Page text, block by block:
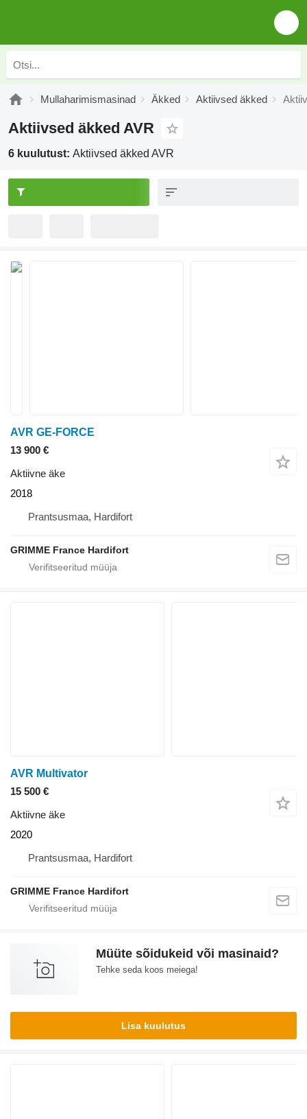
Mullaharimismasinad Äkked Aktiivsed äkked
Aktiivsed äkked AVR
6 kuulutust: Aktiivsed äkked AVR
AVR GE-FORCE
13 900 €
Aktiivne äke
2018
Prantsusmaa, Hardifort
GRIMME France Hardifort
AVR Multivator
15 500 €
Aktiivne äke
2020
Prantsusmaa, Hardifort
GRIMME France Hardifort
Müüte sõidukeid või masinaid?
Tehke seda koos meiega!
Lisa kuulutus